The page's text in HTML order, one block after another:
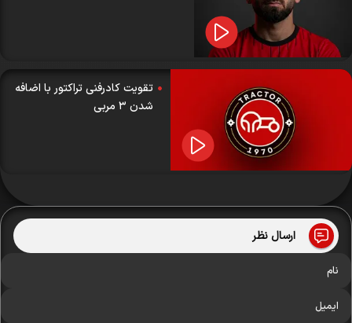
تقویت کادرفنی تراکتور با اضافه
شدن ۳ مربی
ارسال نظر